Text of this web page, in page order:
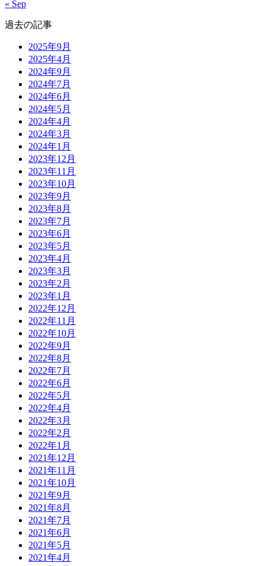
« Sep
過去の記事
2025年9月
2025年4月
2024年9月
2024年7月
2024年6月
2024年5月
2024年4月
2024年3月
2024年1月
2023年12月
2023年11月
2023年10月
2023年9月
2023年8月
2023年7月
2023年6月
2023年5月
2023年4月
2023年3月
2023年2月
2023年1月
2022年12月
2022年11月
2022年10月
2022年9月
2022年8月
2022年7月
2022年6月
2022年5月
2022年4月
2022年3月
2022年2月
2022年1月
2021年12月
2021年11月
2021年10月
2021年9月
2021年8月
2021年7月
2021年6月
2021年5月
2021年4月